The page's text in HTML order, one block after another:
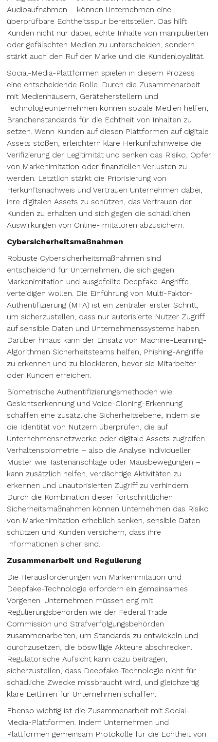
Audioaufnahmen – können Unternehmen eine
überprüfbare Echtheitsspur bereitstellen. Das hilft
Kunden nicht nur dabei, echte Inhalte von manipulierten
oder gefälschten Medien zu unterscheiden, sondern
stärkt auch den Ruf der Marke und die Kundenloyalität.
Social-Media-Plattformen spielen in diesem Prozess
eine entscheidende Rolle. Durch die Zusammenarbeit
mit Medienhäusern, Geräteherstellern und
Technologieunternehmen können soziale Medien helfen,
Branchenstandards für die Echtheit von Inhalten zu
setzen. Wenn Kunden auf diesen Plattformen auf digitale
Assets stoßen, erleichtern klare Herkunftshinweise die
Verifizierung der Legitimität und senken das Risiko, Opfer
von Markenimitation oder finanziellen Verlusten zu
werden. Letztlich stärkt die Priorisierung von
Herkunftsnachweis und Vertrauen Unternehmen dabei,
ihre digitalen Assets zu schützen, das Vertrauen der
Kunden zu erhalten und sich gegen die schädlichen
Auswirkungen von Online-Imitatoren abzusichern.
Cybersicherheitsmaßnahmen
Robuste Cybersicherheitsmaßnahmen sind
entscheidend für Unternehmen, die sich gegen
Markenimitation und ausgefeilte Deepfake-Angriffe
verteidigen wollen. Die Einführung von Multi-Faktor-
Authentifizierung (MFA) ist ein zentraler erster Schritt,
um sicherzustellen, dass nur autorisierte Nutzer Zugriff
auf sensible Daten und Unternehmenssysteme haben.
Darüber hinaus kann der Einsatz von Machine-Learning-
Algorithmen Sicherheitsteams helfen, Phishing-Angriffe
zu erkennen und zu blockieren, bevor sie Mitarbeiter
oder Kunden erreichen.
Biometrische Authentifizierungsmethoden wie
Gesichtserkennung und Voice-Cloning-Erkennung
schaffen eine zusätzliche Sicherheitsebene, indem sie
die Identität von Nutzern überprüfen, die auf
Unternehmensnetzwerke oder digitale Assets zugreifen.
Verhaltensbiometrie – also die Analyse individueller
Muster wie Tastenanschläge oder Mausbewegungen –
kann zusätzlich helfen, verdächtige Aktivitäten zu
erkennen und unautorisierten Zugriff zu verhindern.
Durch die Kombination dieser fortschrittlichen
Sicherheitsmaßnahmen können Unternehmen das Risiko
von Markenimitation erheblich senken, sensible Daten
schützen und Kunden versichern, dass ihre
Informationen sicher sind.
Zusammenarbeit und Regulierung
Die Herausforderungen von Markenimitation und
Deepfake-Technologie erfordern ein gemeinsames
Vorgehen. Unternehmen müssen eng mit
Regulierungsbehörden wie der Federal Trade
Commission und Strafverfolgungsbehörden
zusammenarbeiten, um Standards zu entwickeln und
durchzusetzen, die böswillige Akteure abschrecken.
Regulatorische Aufsicht kann dazu beitragen,
sicherzustellen, dass Deepfake-Technologie nicht für
schädliche Zwecke missbraucht wird, und gleichzeitig
klare Leitlinien für Unternehmen schaffen.
Ebenso wichtig ist die Zusammenarbeit mit Social-
Media-Plattformen. Indem Unternehmen und
Plattformen gemeinsam Protokolle für die Echtheit von